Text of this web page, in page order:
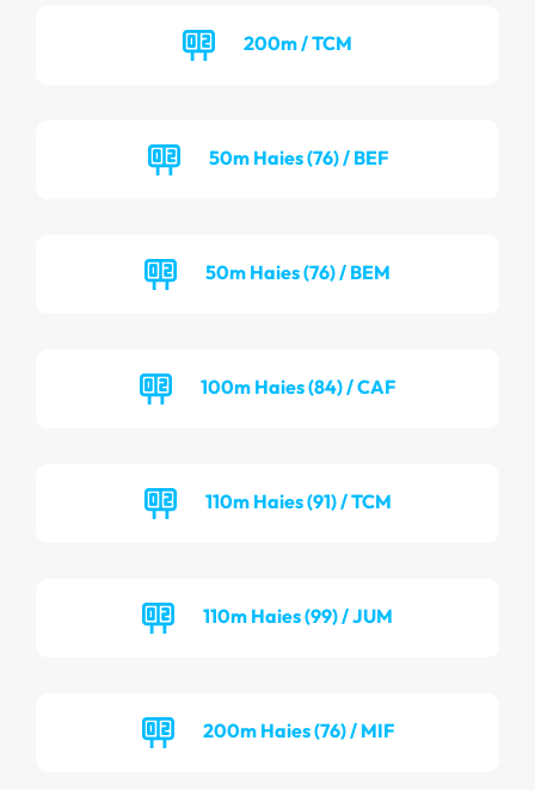
200m / TCM
50m Haies (76) / BEF
50m Haies (76) / BEM
100m Haies (84) / CAF
110m Haies (91) / TCM
110m Haies (99) / JUM
200m Haies (76) / MIF